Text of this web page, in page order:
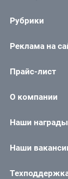
Рубрики
Реклама на
Прайс-лист
О компании
Наши награды
Наши